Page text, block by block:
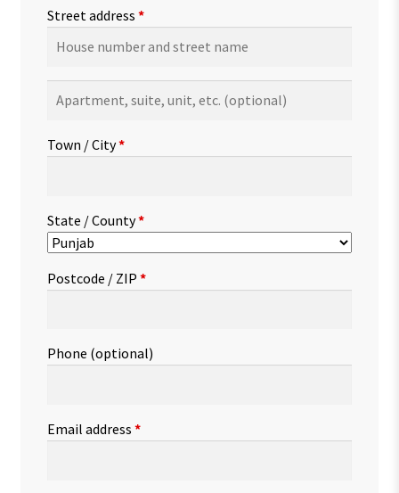
Street address *
suite,
etc.(optional)
Town / City*
State / County*
Postcode / ZIP *
Phone (optional)
Email address *